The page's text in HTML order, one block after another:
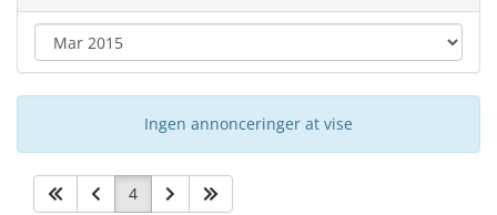
Ingen annonceringer at vise
4